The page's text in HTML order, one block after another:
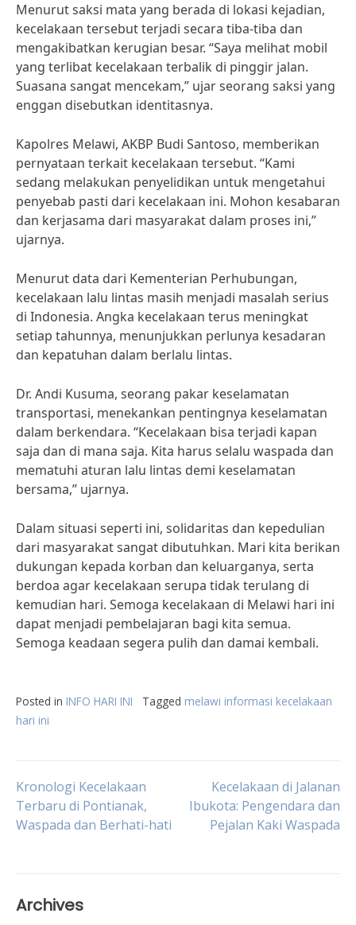
Menurut saksi mata yang berada di lokasi kejadian,
kecelakaan tersebut terjadi secara tiba-tiba dan
mengakibatkan kerugian besar. “Saya melihat mobil
yang terlibat kecelakaan terbalik di pinggir jalan.
Suasana sangat mencekam,” ujar seorang saksi yang
enggan disebutkan identitasnya.
Kapolres Melawi, AKBP Budi Santoso, memberikan
pernyataan terkait kecelakaan tersebut. “Kami
sedang melakukan penyelidikan untuk mengetahui
penyebab pasti dari kecelakaan ini. Mohon kesabaran
dan kerjasama dari masyarakat dalam proses ini,”
ujarnya.
Menurut data dari Kementerian Perhubungan,
kecelakaan lalu lintas masih menjadi masalah serius
di Indonesia. Angka kecelakaan terus meningkat
setiap tahunnya, menunjukkan perlunya kesadaran
dan kepatuhan dalam berlalu lintas.
Dr. Andi Kusuma, seorang pakar keselamatan
transportasi, menekankan pentingnya keselamatan
dalam berkendara. “Kecelakaan bisa terjadi kapan
saja dan di mana saja. Kita harus selalu waspada dan
mematuhi aturan lalu lintas demi keselamatan
bersama,” ujarnya.
Dalam situasi seperti ini, solidaritas dan kepedulian
dari masyarakat sangat dibutuhkan. Mari kita berikan
dukungan kepada korban dan keluarganya, serta
berdoa agar kecelakaan serupa tidak terulang di
kemudian hari. Semoga kecelakaan di Melawi hari ini
dapat menjadi pembelajaran bagi kita semua.
Semoga keadaan segera pulih dan damai kembali.
Posted in INFO HARI INI Tagged melawi informasi kecelakaan
hari ini
Post
navigation
Kronologi Kecelakaan
Terbaru di Pontianak,
Waspada dan Berhati-hati
Kecelakaan di Jalanan
Ibukota: Pengendara dan
Pejalan Kaki Waspada
Archives